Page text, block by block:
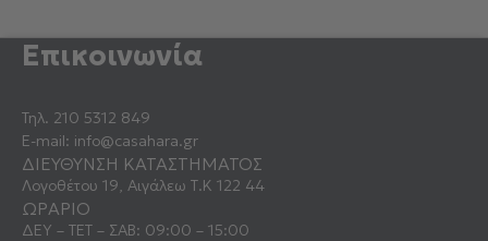
Επικοινωνία
Τηλ. 210 5312 849
E-mail: info@casahara.gr
ΔΙΕΥΘΥΝΣΗ ΚΑΤΑΣΤΗΜΑΤΟΣ
Λογοθέτου 19, Αιγάλεω Τ.Κ 122 44
ΩΡΑΡΙΟ
ΔΕΥ – ΤΕΤ – ΣΑΒ: 09:00 – 15:00